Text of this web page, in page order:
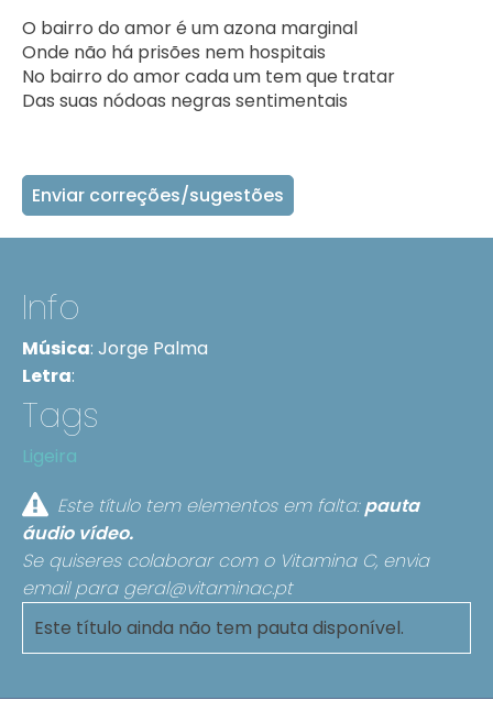
O bairro do amor é um azona marginal
Onde não há prisões nem hospitais
No bairro do amor cada um tem que tratar
Das suas nódoas negras sentimentais
Enviar correções/sugestões
Info
Música: Jorge Palma
Letra:
Tags
Ligeira
Este título tem elementos em falta:pauta
áudio vídeo.
Se quiseres colaborar com o Vitamina C, envia
email para geral@vitaminac.pt
Este título ainda não tem pauta disponível.